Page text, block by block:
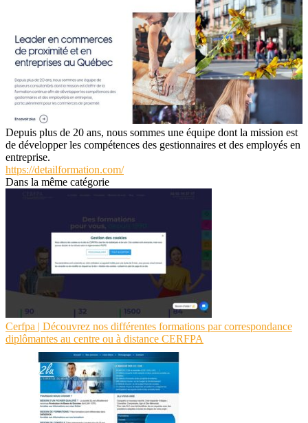
Depuis plus de 20 ans, nous sommes une équipe dont la mission est
de développer les compétences des gestionnaires et des employés en
entreprise.
https://detailformation.com/
Dans la même catégorie
Cerfpa | Découvrez nos différentes formations par cor­respondan­ce
diplômantes au centre ou à distance CERFPA